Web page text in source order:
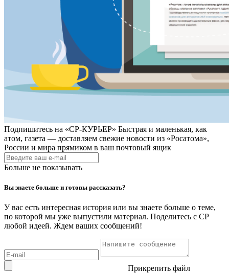
Подпишитесь на «СР-КУРЬЕР» Быстрая и маленькая, как
атом, газета — доставляем свежие новости из «Росатома»,
России и мира прямиком в ваш почтовый ящик
Больше не показывать
Вы знаете больше и готовы рассказать?
У вас есть интересная история или вы знаете больше о теме,
по которой мы уже выпустили материал. Поделитесь с СР
любой идеей. Ждем ваших сообщений!
Прикрепить файл